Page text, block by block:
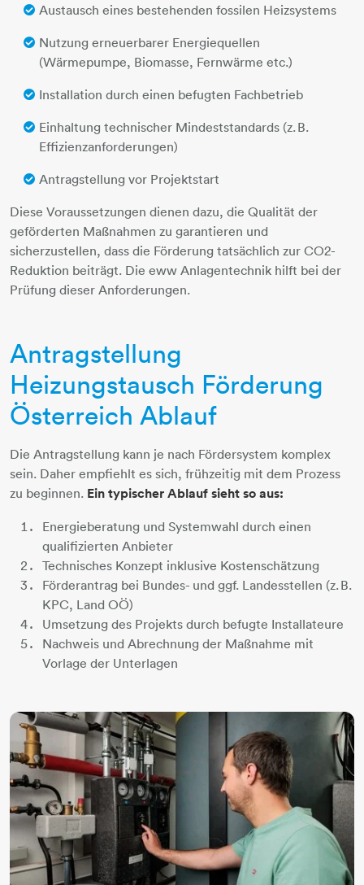
Austausch eines bestehenden fossilen Heizsystems
Nutzung erneuerbarer Energiequellen
(Wärmepumpe, Biomasse, Fernwärme etc.)
Installation durch einen befugten Fachbetrieb
Einhaltung technischer Mindeststandards (z. B.
Effizienzanforderungen)
Antragstellung vor Projektstart
Diese Voraussetzungen dienen dazu, die Qualität der
geförderten Maßnahmen zu garantieren und
sicherzustellen, dass die Förderung tatsächlich zur CO2-
Reduktion beiträgt. Die eww Anlagentechnik hilft bei der
Prüfung dieser Anforderungen.
Antragstellung
Heizungstausch Förderung
Österreich Ablauf
Die Antragstellung kann je nach Fördersystem komplex
sein. Daher empfiehlt es sich, frühzeitig mit dem Prozess
zu beginnen. Ein typischer Ablauf sieht so aus:
Energieberatung und Systemwahl durch einen
qualifizierten Anbieter
Technisches Konzept inklusive Kostenschätzung
Förderantrag bei Bundes- und ggf. Landesstellen (z. B.
KPC, Land OÖ)
Umsetzung des Projekts durch befugte Installateure
Nachweis und Abrechnung der Maßnahme mit
Vorlage der Unterlagen